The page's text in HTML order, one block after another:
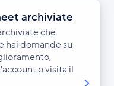
archiviate
che
hai domande su
o visita il